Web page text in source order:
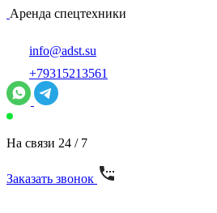
Аренда спецтехники
info@adst.su
+79315213561
На связи 24 / 7
Заказать звонок